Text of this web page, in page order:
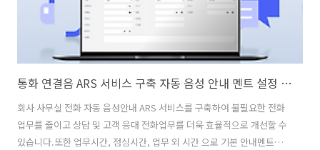
통화 연결음 ARS 서비스 구축 자동 음성 안내 멘트 설정 솔루션
회사 사무실 전화 자동 음성안내 ARS 서비스를 구축하여 불필요한 전화
업무를 줄이고 상담 및 고객 응대 전화업무를 더욱 효율적으로 개선할 수
있습니다.또한 업무시간, 점심시간, 업무 외 시간 으로 기본 안내멘트를